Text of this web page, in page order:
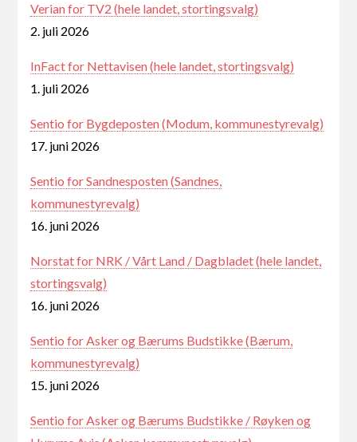
Verian for TV2 (hele landet, stortingsvalg)
2. juli 2026
InFact for Nettavisen (hele landet, stortingsvalg)
1. juli 2026
Sentio for Bygdeposten (Modum, kommunestyrevalg)
17. juni 2026
Sentio for Sandnesposten (Sandnes,
kommunestyrevalg)
16. juni 2026
Norstat for NRK / Vårt Land / Dagbladet (hele landet,
stortingsvalg)
16. juni 2026
Sentio for Asker og Bærums Budstikke (Bærum,
kommunestyrevalg)
15. juni 2026
Sentio for Asker og Bærums Budstikke / Røyken og